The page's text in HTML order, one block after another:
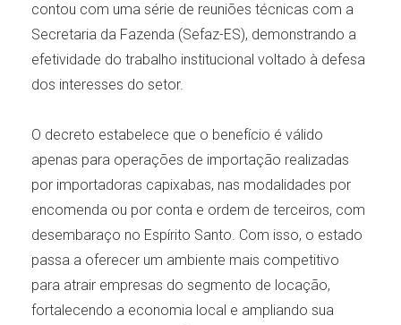
contou com uma série de reuniões técnicas com a
Secretaria da Fazenda (Sefaz-ES), demonstrando a
efetividade do trabalho institucional voltado à defesa
dos interesses do setor.
O decreto estabelece que o benefício é válido
apenas para operações de importação realizadas
por importadoras capixabas, nas modalidades por
encomenda ou por conta e ordem de terceiros, com
desembaraço no Espírito Santo. Com isso, o estado
passa a oferecer um ambiente mais competitivo
para atrair empresas do segmento de locação,
fortalecendo a economia local e ampliando sua